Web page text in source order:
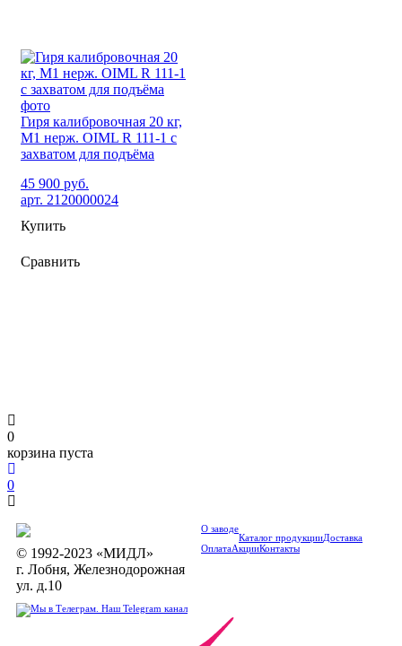
Гиря калибровочная 20 кг,
М1 нерж. OIML R 111-1 с
захватом для подъёма
45 900 руб.
арт. 2120000024
Купить
Сравнить
0
корзина пуста
0
© 1992-2023 «МИДЛ»
г. Лобня, Железнодорожная
ул. д.10
Наш Telegram канал
О заводе
Каталог продукцииДоставка
ОплатаАкцииКонтакты